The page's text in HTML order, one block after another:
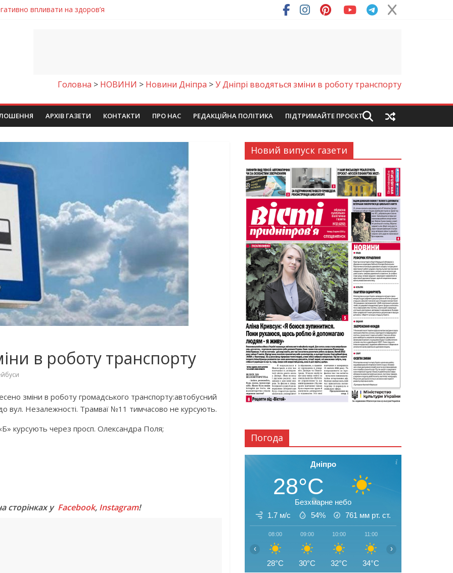
водної безпеки громади
клас
визнали найкращими в Україні
впливати на здоров’я
Головна > НОВИНИ > Новини Дніпра >У Дніпрі вводяться зміни в роботу транспорту
АРХІВ ГАЗЕТИ КОНТАКТИ ПРО НАС РЕДАКЦІЙНА ПОЛІТИКА ПІДТРИМАЙТЕ ПРОЄКТ
в роботу транспорту
зміни в роботу громадського транспорту:автобусний
вул. Незалежності. Трамваї №11 тимчасово не курсують.
курсують через просп. Олександра Поля;
сторінках у Facebook, Instagram!
Новий випуск газети
Погода
Дніпро
28°C
Безхмарне небо
1.7 м/с
54% 761 мм рт. ст.
08:00
28°C
09:00
30°C
10:00
32°C
11:00
34°C
‹ ›